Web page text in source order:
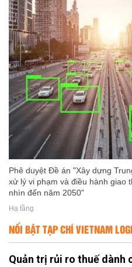
Phê duyệt Đề án "Xây dựng
xử lý vi phạm và điều hành giao
nhìn đến năm 2050"
Hạ tầng
NỔI BẬT TẠP CHÍ VIETNAM
Quản trị rủi ro thuế dành